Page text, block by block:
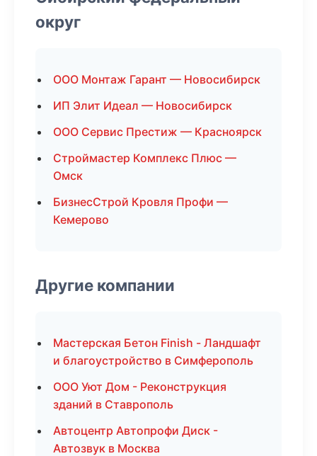
округ
ООО Монтаж Гарант — Новосибирск
ИП Элит Идеал — Новосибирск
ООО Сервис Престиж — Красноярск
Строймастер Комплекс Плюс —
Омск
БизнесСтрой Кровля Профи —
Кемерово
Другие компании
Мастерская Бетон Finish - Ландшафт
и благоустройство в Симферополь
ООО Уют Дом - Реконструкция
зданий в Ставрополь
Автоцентр Автопрофи Диск -
Автозвук в Москва